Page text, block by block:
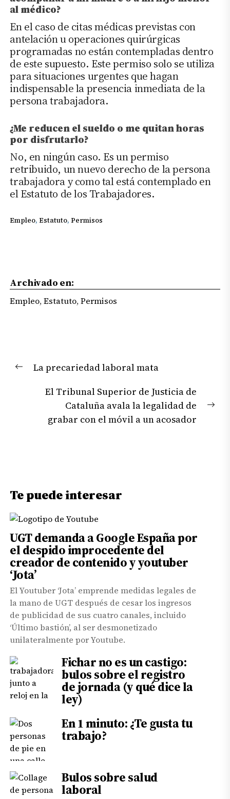
al médico?
En el caso de citas médicas previstas con
antelación u operaciones quirúrgicas
programadas no están contempladas dentro
de este supuesto. Este permiso solo se utiliza
para situaciones urgentes que hagan
indispensable la presencia inmediata de la
persona trabajadora.
¿Me reducen el sueldo o me quitan horas
por disfrutarlo?
No, en ningún caso. Es un permiso
retribuido, un nuevo derecho de la persona
trabajadora y como tal está contemplado en
el Estatuto de los Trabajadores.
Empleo, Estatuto, Permisos
Archivado en:
Empleo,Estatuto,Permisos
de
entradas
Previous
La precariedad laboral mata
El Tribunal Superior de Justicia de
Cataluña avala la legalidad de
grabar con el móvil a un acosador
Te puede interesar
UGT demanda a Google España por
el despido improcedente del
creador de contenido y youtuber
‘Jota’
El Youtuber ‘Jota’ emprende medidas legales de
la mano de UGT después de cesar los ingresos
de publicidad de sus cuatro canales, incluido
‘Último bastión’, al ser desmonetizado
unilateralmente por Youtube.
Fichar no es un castigo:
bulos sobre el registro
de jornada (y qué dice la
ley)
En 1 minuto: ¿Te gusta tu
trabajo?
Bulos sobre salud
laboral